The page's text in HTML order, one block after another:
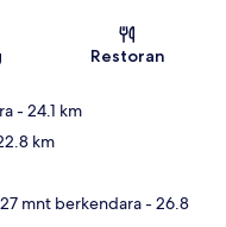
Restoran
- 24.1 km
km
mnt berkendara- 26.8